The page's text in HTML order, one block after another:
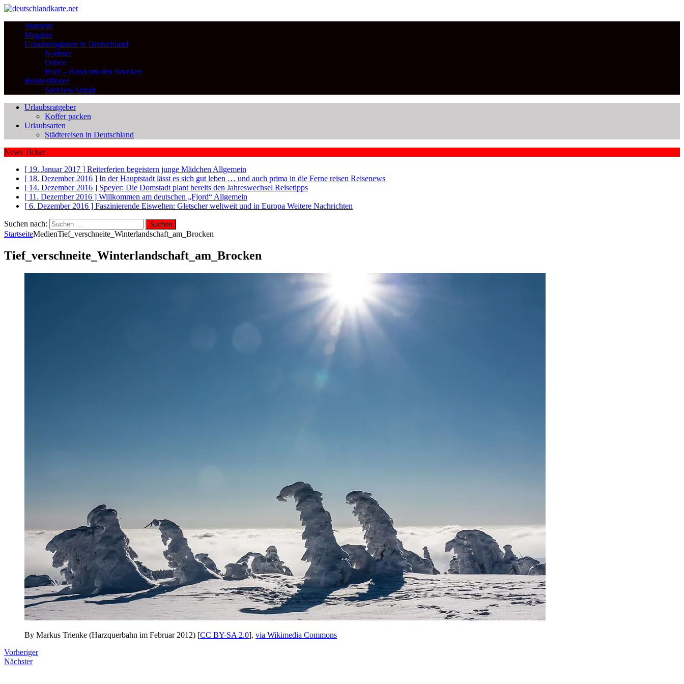
Startseite
Magazin
Urlaubsregionen in Deutschland
Nordsee
Ostsee
Harz – Rund um den Brocken
Bundesländer
Sachsen-Anhalt
Urlaubsratgeber
Koffer packen
Urlaubsarten
Städtereisen in Deutschland
News Ticker
[ 19. Januar 2017 ] Reiterferien begeistern junge Mädchen Allgemein
[ 18. Dezember 2016 ] In der Hauptstadt lässt es sich gut leben … und auch prima in die Ferne reisen Reisenews
[ 14. Dezember 2016 ] Speyer: Die Domstadt plant bereits den Jahreswechsel Reisetipps
[ 11. Dezember 2016 ] Willkommen am deutschen „Fjord“ Allgemein
[ 6. Dezember 2016 ] Faszinierende Eiswelten: Gletscher weltweit und in Europa Weitere Nachrichten
Suchen nach:
StartseiteMedienTief_verschneite_Winterlandschaft_am_Brocken
Tief_verschneite_Winterlandschaft_am_Brocken
By Markus Trienke (Harzquerbahn im Februar 2012) [CC BY-SA 2.0], via Wikimedia Commons
Vorheriger
Nächster